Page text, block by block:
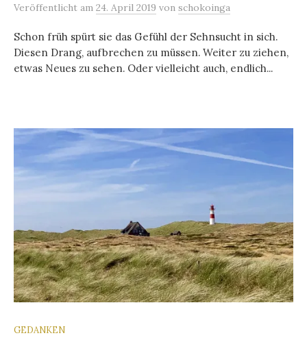
Veröffentlicht am 24. April 2019 von schokoinga
Schon früh spürt sie das Gefühl der Sehnsucht in sich.
Diesen Drang, aufbrechen zu müssen. Weiter zu ziehen,
etwas Neues zu sehen. Oder vielleicht auch, endlich...
GEDANKEN